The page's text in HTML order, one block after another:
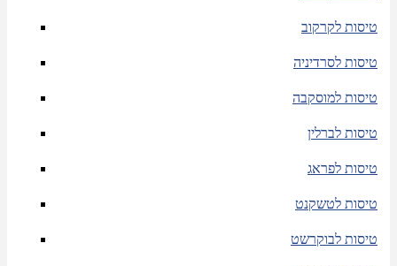
טיסות לקרקוב
טיסות לסרדיניה
טיסות למוסקבה
טיסות לברלין
טיסות לפראג
טיסות לטשקנט
טיסות לבוקרשט